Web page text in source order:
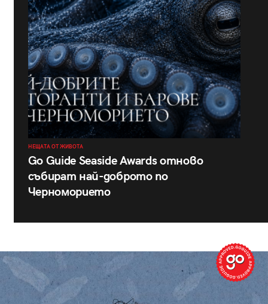
НЕЩАТА ОТ ЖИВОТА
Go Guide Seaside Awards отново
събират най-доброто по
Черноморието